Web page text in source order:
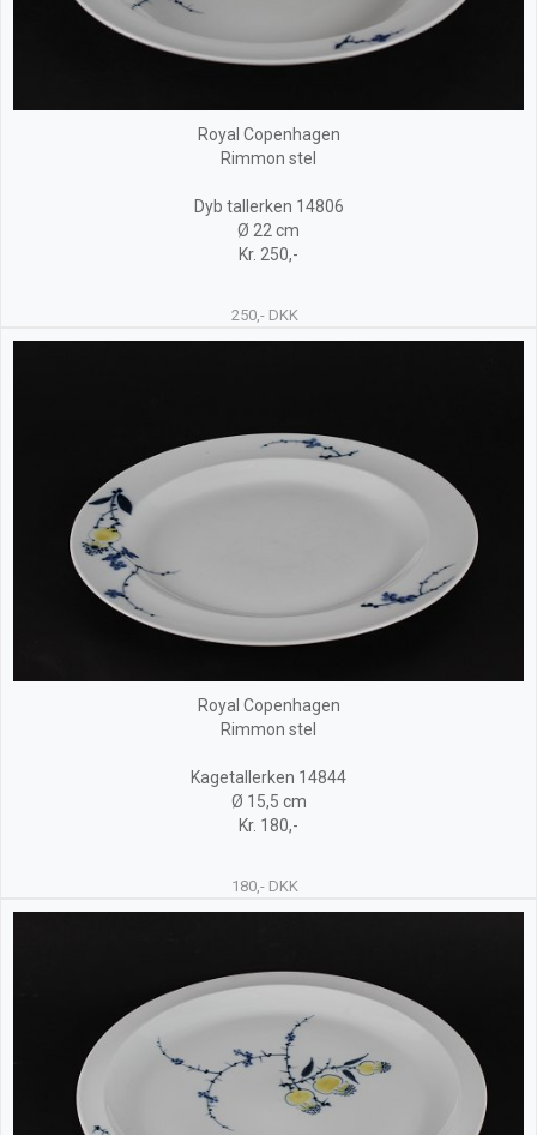
Royal Copenhagen
Rimmon stel
Dyb tallerken 14806
Ø 22 cm
Kr. 250,-
250,- DKK
Royal Copenhagen
Rimmon stel
Kagetallerken 14844
Ø 15,5 cm
Kr. 180,-
180,- DKK